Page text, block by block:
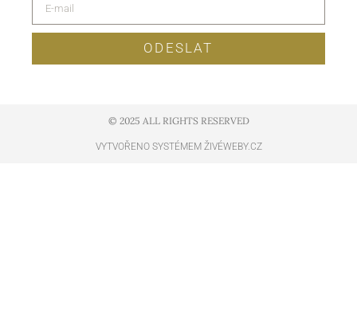
ODESLAT
© 2025 ALL RIGHTS RESERVED​
VYTVOŘENO SYSTÉMEM ŽIVÉWEBY.CZ